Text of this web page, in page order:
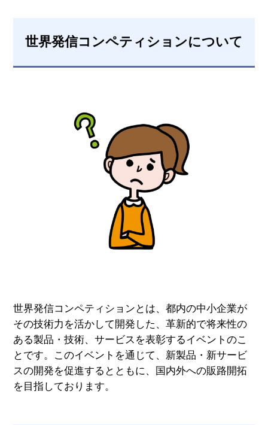
世界発信コンペティションについて
世界発信コンペティションとは、都内の中小企業が
その技術力を活かして開発した、革新的で将来性の
ある製品・技術、サービスを表彰するイベントのこ
とです。このイベントを通じて、新製品・新サービ
スの開発を促進するとともに、国内外への販路開拓
を目指しております。